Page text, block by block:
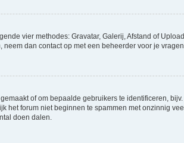
vier methodes: Gravatar, Galerij, Afstand of
dan contact op met een beheerder voor je
of om bepaalde gebruikers te identificeren,
forum niet beginnen te spammen met onzinnig
doen dalen.